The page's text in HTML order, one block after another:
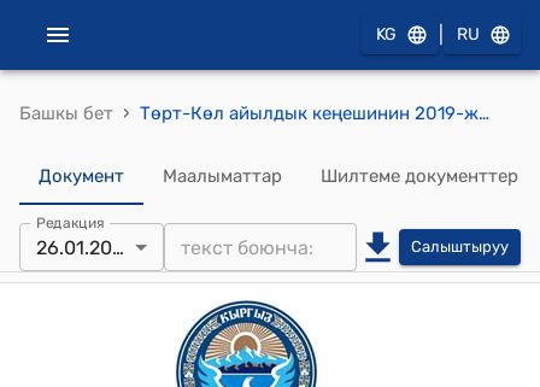
KG RU
Башкы бет › Төрт-Көл айылдык кеңешинин 2019-жылдын 26 январындагы №27/4 "Төрт-Көл айыл өкмөтүнүн жайыт пайдалануучулар бирикмесинин 2019-жылга бюджетин бекитүү жөнүндө"токтому
Документ Маалыматтар Шилтеме документтер
Редакция
26.01.2019 Салыштыруу